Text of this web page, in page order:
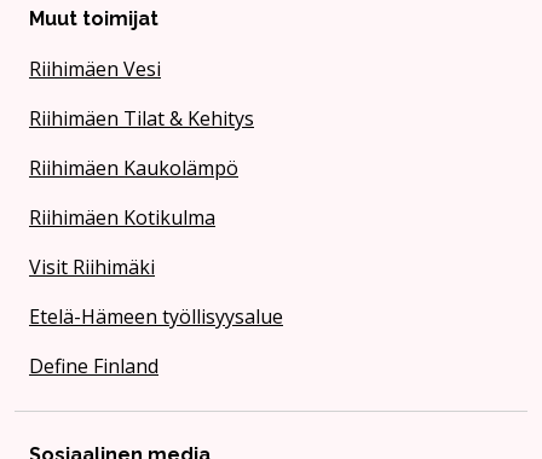
Muut toimijat
Riihimäen Vesi
Riihimäen Tilat & Kehitys
Riihimäen Kaukolämpö
Riihimäen Kotikulma
Visit Riihimäki
Etelä-Hämeen työllisyysalue
Define Finland